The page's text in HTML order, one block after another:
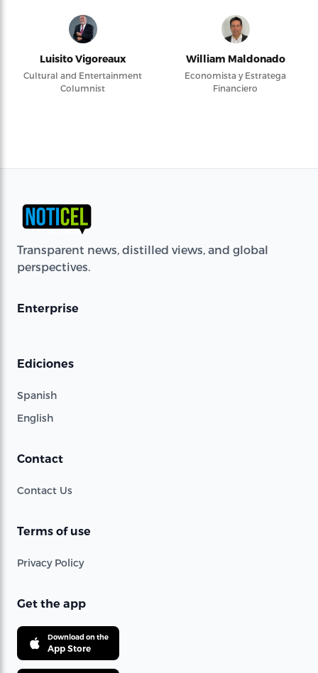
Luisito Vigoreaux
Cultural and Entertainment
Columnist
William Maldonado
Economista y Estratega
Financiero
Transparent news, distilled views, and global
perspectives.
Enterprise
Ediciones
Spanish
English
Contact
Contact Us
Terms of use
Privacy Policy
Get the app
Download on the
App Store